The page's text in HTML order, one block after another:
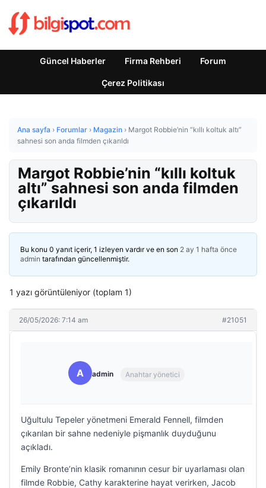
Güncel Haberler Firma Rehberi Forum
Çerez Politikası
Ana sayfa › Forumlar › Magazin › Margot Robbie’nin “kıllı koltuk altı”
sahnesi son anda filmden çıkarıldı
Margot Robbie’nin “kıllı koltuk
altı” sahnesi son anda filmden
çıkarıldı
Bu konu 0 yanıt içerir, 1 izleyen vardır ve en son 2 ay 1 hafta önce
admin tarafından güncellenmiştir.
1 yazı görüntüleniyor (toplam 1)
26/05/2026: 7:14 am #21051
A admin Anahtar yönetici
Uğultulu Tepeler yönetmeni Emerald Fennell, filmden
çıkarılan bir sahne nedeniyle pişmanlık duyduğunu
açıkladı.
Emily Bronte’nin klasik romanının cesur bir uyarlaması olan
filmde Robbie, Cathy karakterine hayat verirken, Jacob